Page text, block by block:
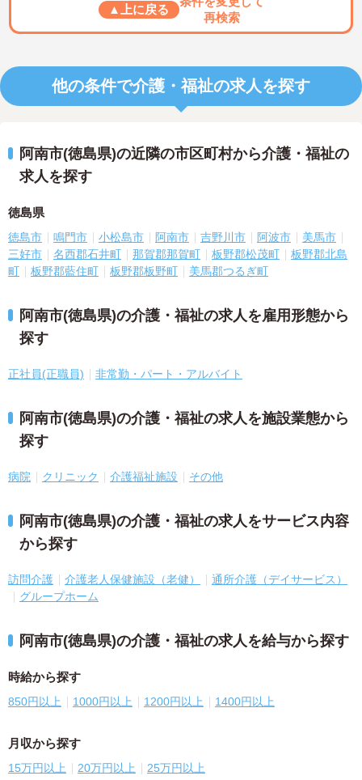
▲上に戻る
再検索
他の条件で介護・福祉の求人を探す
阿南市(徳島県)の近隣の市区町村から介護・福祉の
求人を探す
徳島県
徳島市 鳴門市 小松島市 阿南市 吉野川市 阿波市
美馬市
三好市
名西郡石井町 那賀郡那賀町 板野郡松茂町
板野郡北島
町
板野郡藍住町 板野郡板野町 美馬郡つるぎ町
阿南市(徳島県)の介護・福祉の求人を雇用形態から
探す
正社員(正職員) 非常勤・パート・アルバイト
阿南市(徳島県)の介護・福祉の求人を施設業態から
探す
病院 クリニック 介護福祉施設 その他
阿南市(徳島県)の介護・福祉の求人をサービス内容
から探す
訪問介護 介護老人保健施設（老健）
通所介護（デイサービス）
グループホーム
阿南市(徳島県)の介護・福祉の求人を給与から探す
時給から探す
850円以上 1000円以上 1200円以上 1400円以上
月収から探す
15万円以上 20万円以上 25万円以上